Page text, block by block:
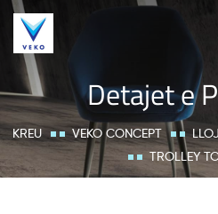
Detajet e
KREU VEKO CONCEPT
TROLLEY